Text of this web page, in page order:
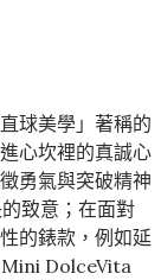
球美學」著稱的
心坎裡的真誠心
勇氣與突破精神
致意；在面對
的錶款，例如延
Mini DolceVita